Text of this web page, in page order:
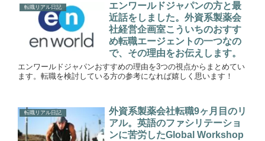
転職リアル日記
エンワールドジャパンの方と最
近話をしました。外資系製薬会
社経営企画室こういちのおすす
め転職エージェントの一つなの
で、その理由をお伝えします。
エンワールドジャパンおすすめの理由を3つの視点からまとめてい
ます。転職を検討している方の参考になれば嬉しく思います！
転職リアル日記
外資系製薬会社転職9ヶ月目のリ
アル。英語のファシリテーショ
ンに苦労したGlobal Workshop